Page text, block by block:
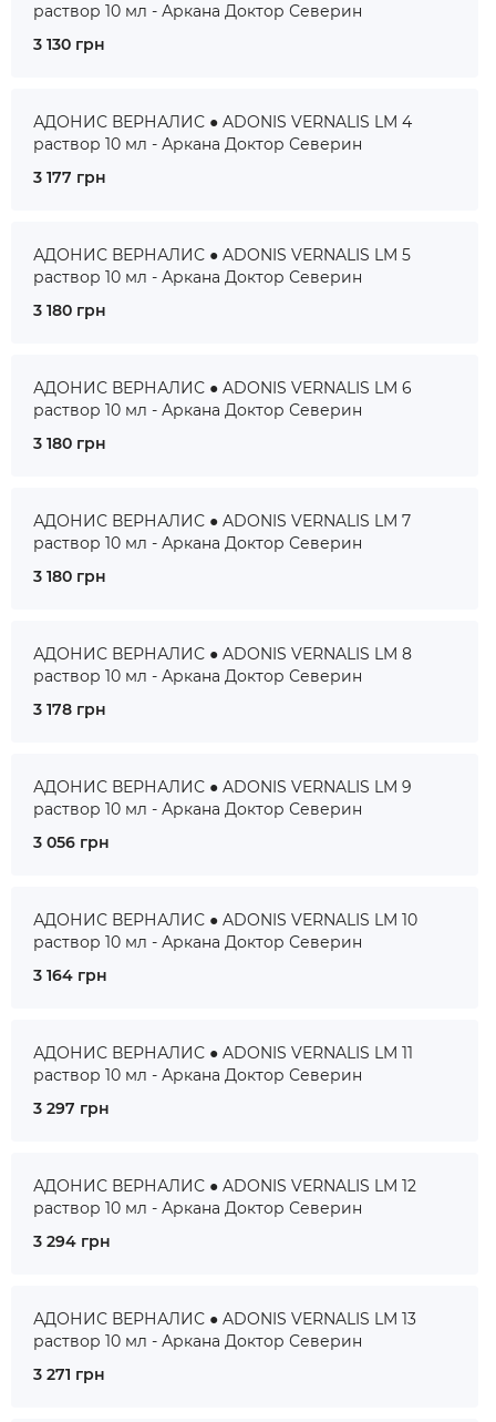
раствор 10 мл - Аркана Доктор Северин
3 130 грн
АДОНИС ВЕРНАЛИС ● ADONIS VERNALIS LM 4
раствор 10 мл - Аркана Доктор Северин
3 177 грн
АДОНИС ВЕРНАЛИС ● ADONIS VERNALIS LM 5
раствор 10 мл - Аркана Доктор Северин
3 180 грн
АДОНИС ВЕРНАЛИС ● ADONIS VERNALIS LM 6
раствор 10 мл - Аркана Доктор Северин
3 180 грн
АДОНИС ВЕРНАЛИС ● ADONIS VERNALIS LM 7
раствор 10 мл - Аркана Доктор Северин
3 180 грн
АДОНИС ВЕРНАЛИС ● ADONIS VERNALIS LM 8
раствор 10 мл - Аркана Доктор Северин
3 178 грн
АДОНИС ВЕРНАЛИС ● ADONIS VERNALIS LM 9
раствор 10 мл - Аркана Доктор Северин
3 056 грн
АДОНИС ВЕРНАЛИС ● ADONIS VERNALIS LM 10
раствор 10 мл - Аркана Доктор Северин
3 164 грн
АДОНИС ВЕРНАЛИС ● ADONIS VERNALIS LM 11
раствор 10 мл - Аркана Доктор Северин
3 297 грн
АДОНИС ВЕРНАЛИС ● ADONIS VERNALIS LM 12
раствор 10 мл - Аркана Доктор Северин
3 294 грн
АДОНИС ВЕРНАЛИС ● ADONIS VERNALIS LM 13
раствор 10 мл - Аркана Доктор Северин
3 271 грн